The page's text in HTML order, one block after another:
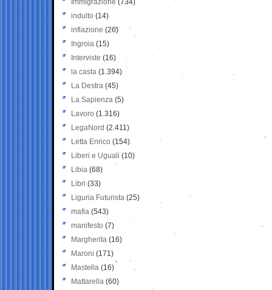
Immigrazione (734)
indulto (14)
inflazione (26)
Ingroia (15)
Interviste (16)
la casta (1.394)
La Destra (45)
La Sapienza (5)
Lavoro (1.316)
LegaNord (2.411)
Letta Enrico (154)
Liberi e Uguali (10)
Libia (68)
Libri (33)
Liguria Futurista (25)
mafia (543)
manifesto (7)
Margherita (16)
Maroni (171)
Mastella (16)
Mattarella (60)